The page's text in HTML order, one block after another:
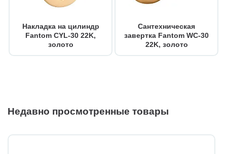
Накладка на цилиндр
Fantom CYL-30 22K,
золото
Сантехническая
завертка Fantom WC-30
22K, золото
Недавно просмотренные товары